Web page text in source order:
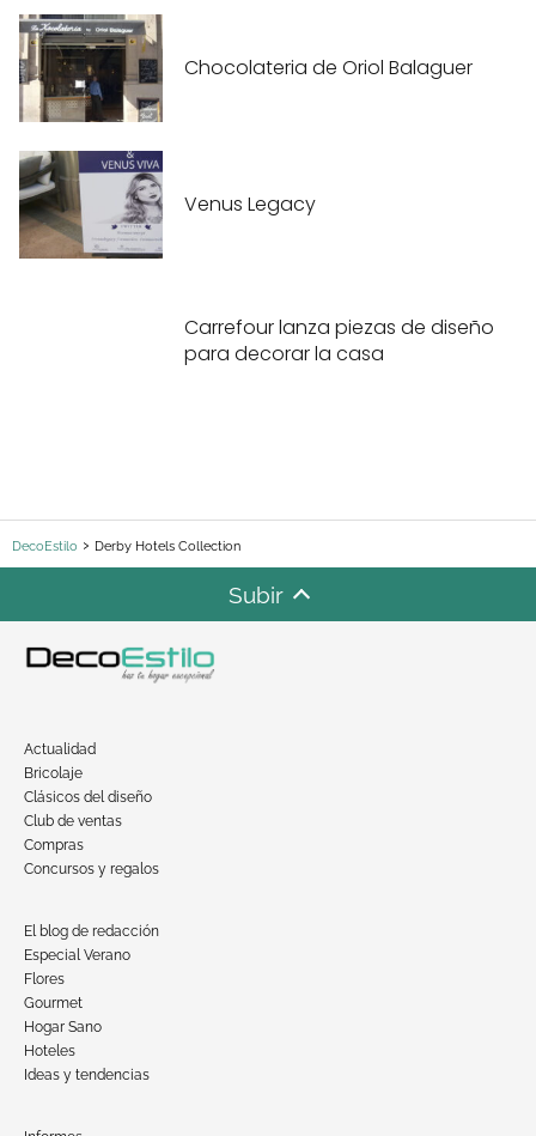
Chocolateria de Oriol Balaguer
Venus Legacy
Carrefour lanza piezas de diseño
para decorar la casa
DecoEstilo Derby Hotels Collection
Subir
Actualidad
Bricolaje
Clásicos del diseño
Club de ventas
Compras
Concursos y regalos
El blog de redacción
Especial Verano
Flores
Gourmet
Hogar Sano
Hoteles
Ideas y tendencias